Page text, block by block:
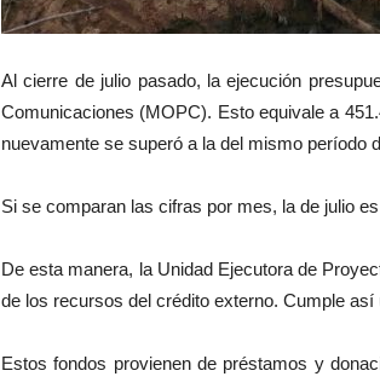
Al cierre de julio pasado, la ejecución
Comunicaciones (MOPC). Esto equivale a
nuevamente se superó a la del mismo período
Si se comparan las cifras por mes, la de julio
De esta manera, la Unidad Ejecutora de
de los recursos del crédito externo. Cumple
Estos fondos provienen de préstamos y